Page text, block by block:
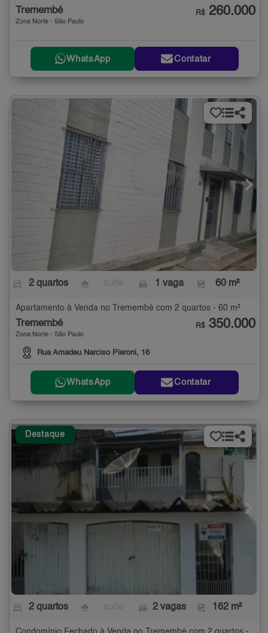
Tremembé
Zona Norte - São Paulo
R$ 260.000
WhatsApp Contatar
2 quartos 1 vaga 60 m²
Apartamento à Venda no Tremembé com 2 quartos - 60 m²
Tremembé
Zona Norte - São Paulo
Rua Amadeu Narciso Pieroni, 16
R$ 350.000
WhatsApp Contatar
Destaque
2 quartos 2 vagas 162 m²